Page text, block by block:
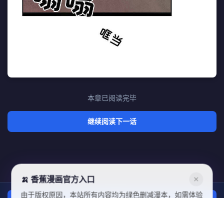
本章已阅读完毕
继续阅读下一话
🍌 香蕉漫画官方入口 ✕
由于版权原因，本站所有内容均为绿色删减漫本，如需体验